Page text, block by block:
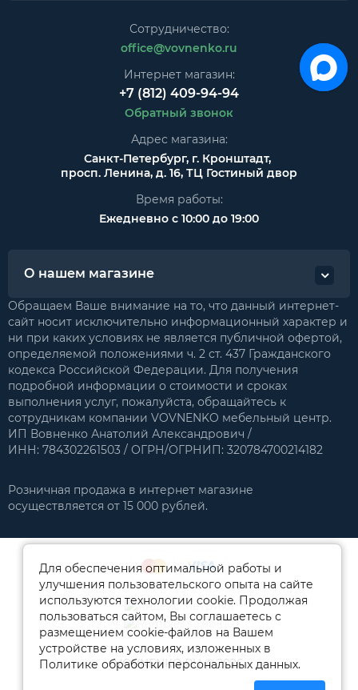
Сотрудничество:
office@vovnenko.ru
Интернет магазин:
+7 (812) 409-94-94
Обратный звонок
Адрес магазина:
Санкт-Петербург, г. Кронштадт,
просп. Ленина, д. 16, ТЦ Гостиный двор
Время работы:
Ежедневно с 10:00 до 19:00
О нашем магазине
Обращаем Ваше внимание на то, что данный интернет-
сайт носит исключительно информационный характер и
ни при каких условиях не является публичной офертой,
определяемой положениями ч. 2 ст. 437 Гражданского
кодекса Российской Федерации. Для получения
подробной информации о стоимости и сроках
выполнения услуг, пожалуйста, обращайтесь к
сотрудникам компании VOVNENKO мебельный центр.
ИП Вовненко Анатолий Александрович /
ИНН: 784302261503 / ОГРН/ОГРНИП: 320784700214182
Розничная продажа в интернет магазине
осуществляется от 15 000 рублей.
VOVNENKO.RU © 2026
Для обеспечения оптимальной работы и
улучшения пользовательского опыта на сайте
используются технологии cookie. Продолжая
пользоваться сайтом, Вы соглашаетесь с
размещением cookie-файлов на Вашем
устройстве на условиях, изложенных в
Политике обработки персональных данных.